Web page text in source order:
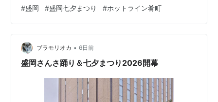
#盛岡 #盛岡七夕まつり #ホットライン肴町
ブラモリオカ • 6日前
盛岡さんさ踊り＆七夕まつり2026開幕